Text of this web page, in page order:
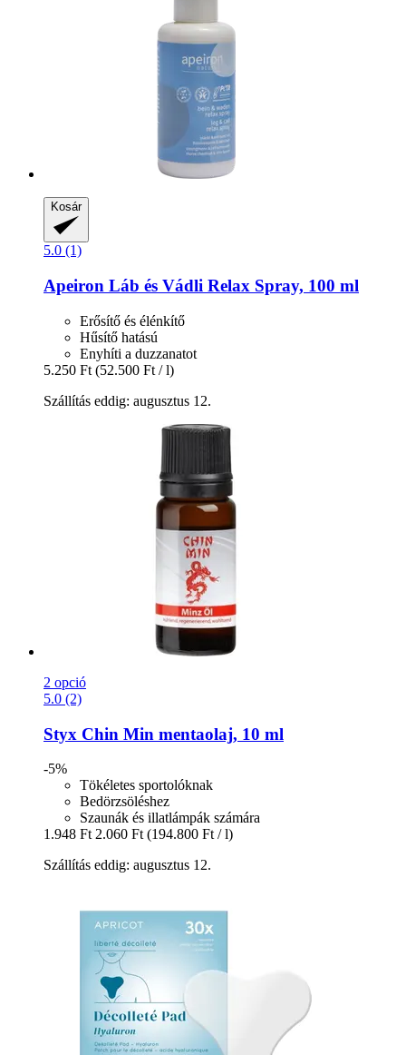
Kosár
5.0 (1)
Apeiron Láb és Vádli Relax Spray, 100 ml
Erősítő és élénkítő
Hűsítő hatású
Enyhíti a duzzanatot
5.250 Ft (52.500 Ft / l)
Szállítás eddig: augusztus 12.
2 opció
5.0 (2)
Styx Chin Min mentaolaj, 10 ml
-5%
Tökéletes sportolóknak
Bedörzsöléshez
Szaunák és illatlámpák számára
1.948 Ft 2.060 Ft (194.800 Ft / l)
Szállítás eddig: augusztus 12.